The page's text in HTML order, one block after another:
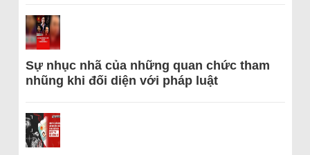
Sự nhục nhã của những quan chức tham
nhũng khi đối diện với pháp luật